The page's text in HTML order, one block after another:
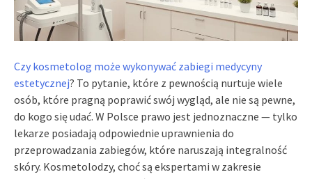
Czy kosmetolog może wykonywać zabiegi medycyny
estetycznej? To pytanie, które z pewnością nurtuje wiele
osób, które pragną poprawić swój wygląd, ale nie są pewne,
do kogo się udać. W Polsce prawo jest jednoznaczne — tylko
lekarze posiadają odpowiednie uprawnienia do
przeprowadzania zabiegów, które naruszają integralność
skóry. Kosmetolodzy, choć są ekspertami w zakresie